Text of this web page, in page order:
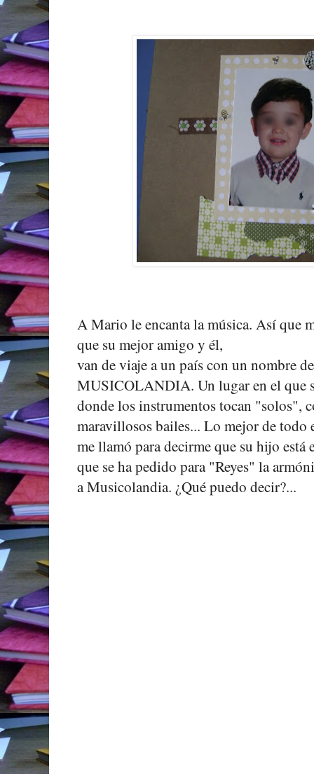
A Mario le encanta la música. Así que
que su mejor amigo y él,
van de viaje a un país con un nombre
MUSICOLANDIA. Un lugar en el que
donde los instrumentos tocan "solos",
maravillosos bailes... Lo mejor de todo
me llamó para decirme que su hijo
que se ha pedido para "Reyes" la
a Musicolandia. ¿Qué puedo decir?...